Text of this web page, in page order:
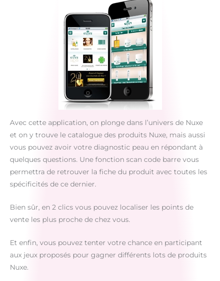
Avec cette application, on plonge dans l’univers de Nuxe
et on y trouve le catalogue des produits Nuxe, mais aussi
vous pouvez avoir votre diagnostic peau en répondant à
quelques questions. Une fonction scan code barre vous
permettra de retrouver la fiche du produit avec toutes les
spécificités de ce dernier.
Bien sûr, en 2 clics vous pouvez localiser les points de
vente les plus proche de chez vous.
Et enfin, vous pouvez tenter votre chance en participant
aux jeux proposés pour gagner différents lots de produits
Nuxe.